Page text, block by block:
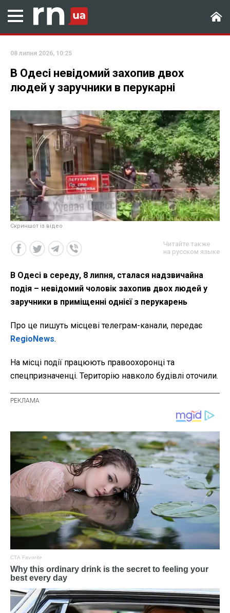
08 липня 2026, 10:25
В Одесі невідомий захопив двох
людей у заручники в перукарні
Скриншот із відео
Читайте также
на русском языке
В Одесі в середу, 8 липня, сталася надзвичайна
подія – невідомий чоловік захопив двох людей у
заручники в приміщенні однієї з перукарень
Про це пишуть місцеві телеграм-канали, передає
RegioNews.
На місці події працюють правоохоронці та
спецпризначенці. Територію навколо будівлі оточили.